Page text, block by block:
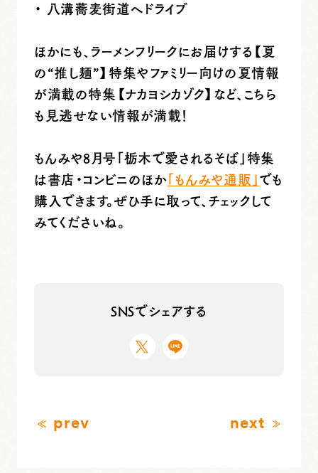
八溝蕎麦街道へドライブ
ほかにも、ラーメンフリークにお届けする【夏
の“推し麺”】 特集やファミリー向けの夏情報
が満載の特集【ナカヨシカゾク】 など、こちら
も見逃せない情報が満載！
もんみや8月号「栃木で愛されるそば」特集
は書店・コンビニのほか「もんみや通販」でも
購入できます。ぜひ手に取って、チェックして
みてくださいね。
SNSでシェアする
prev next